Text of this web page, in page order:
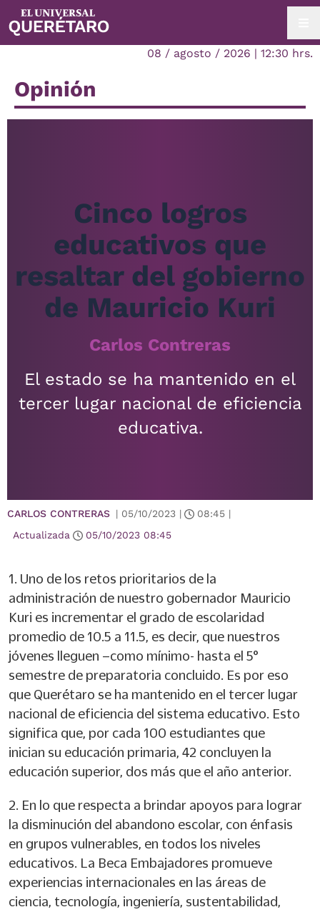
08 / agosto / 2026 | 12:30 hrs.
Opinión
Cinco logros
educativos que
resaltar del gobierno
de Mauricio Kuri
Carlos Contreras
El estado se ha mantenido en el
tercer lugar nacional de eficiencia
educativa.
CARLOS CONTRERAS | 05/10/2023 | 08:45 |
Actualizada
05/10/2023 08:45
1. Uno de los retos prioritarios de la
administración de nuestro gobernador Mauricio
Kuri es incrementar el grado de escolaridad
promedio de 10.5 a 11.5, es decir, que nuestros
jóvenes lleguen –como mínimo- hasta el 5°
semestre de preparatoria concluido. Es por eso
que Querétaro se ha mantenido en el tercer lugar
nacional de eficiencia del sistema educativo. Esto
significa que, por cada 100 estudiantes que
inician su educación primaria, 42 concluyen la
educación superior, dos más que el año anterior.
2. En lo que respecta a brindar apoyos para lograr
la disminución del abandono escolar, con énfasis
en grupos vulnerables, en todos los niveles
educativos. La Beca Embajadores promueve
experiencias internacionales en las áreas de
ciencia, tecnología, ingeniería, sustentabilidad,